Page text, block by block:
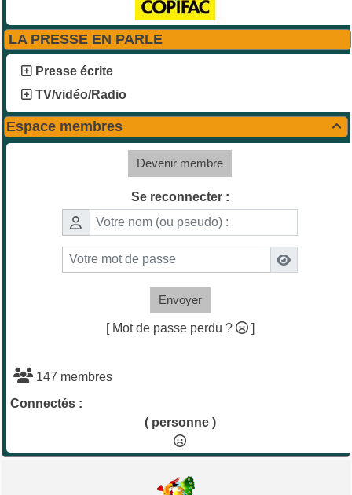
LA PRESSE EN PARLE
Presse écrite
TV/vidéo/Radio

Espace membres
Devenir membre
Se reconnecter :
Envoyer
[ Mot de passe perdu ? ]
147 membres
Connectés :
( personne )